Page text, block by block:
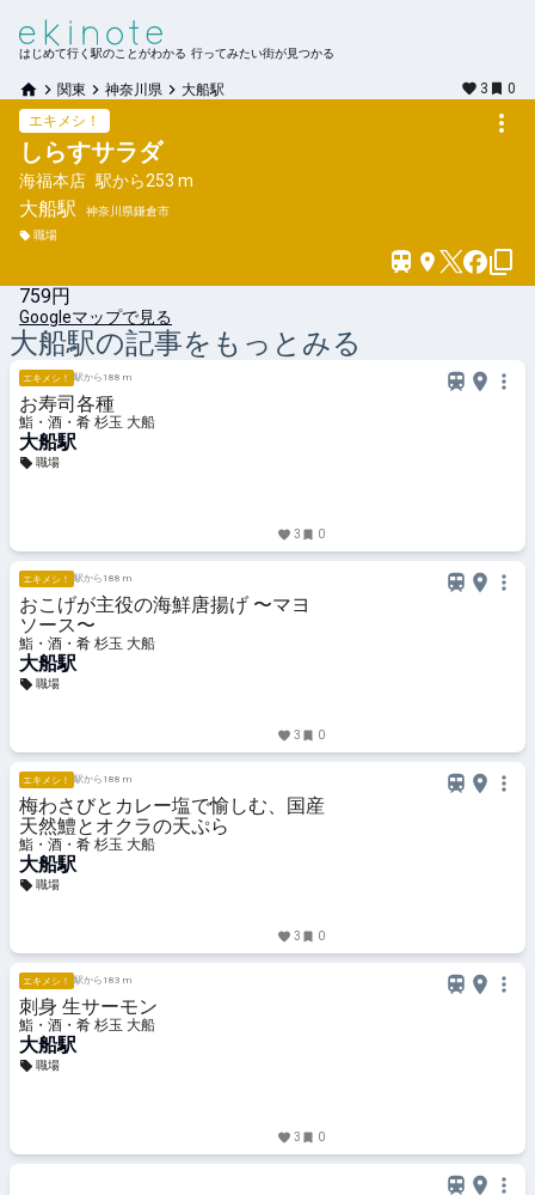
はじめて行く駅のことがわかる 行ってみたい街が見つかる
関東 神奈川県 大船駅 3
0
エキメシ！
しらすサラダ
海福本店 駅から253 m
大船駅
神奈川県鎌倉市
職場
759円
Googleマップで見る
大船駅の記事をもっとみる
エキメシ！ 駅から188 m
お寿司各種
鮨・酒・肴 杉玉 大船
大船駅
職場
3 0
エキメシ！ 駅から188 m
おこげが主役の海鮮唐揚げ 〜マヨ
ソース〜
鮨・酒・肴 杉玉 大船
大船駅
職場
3 0
エキメシ！ 駅から188 m
梅わさびとカレー塩で愉しむ、国産
天然鱧とオクラの天ぷら
鮨・酒・肴 杉玉 大船
大船駅
職場
3 0
エキメシ！ 駅から183 m
刺身 生サーモン
鮨・酒・肴 杉玉 大船
大船駅
職場
3 0